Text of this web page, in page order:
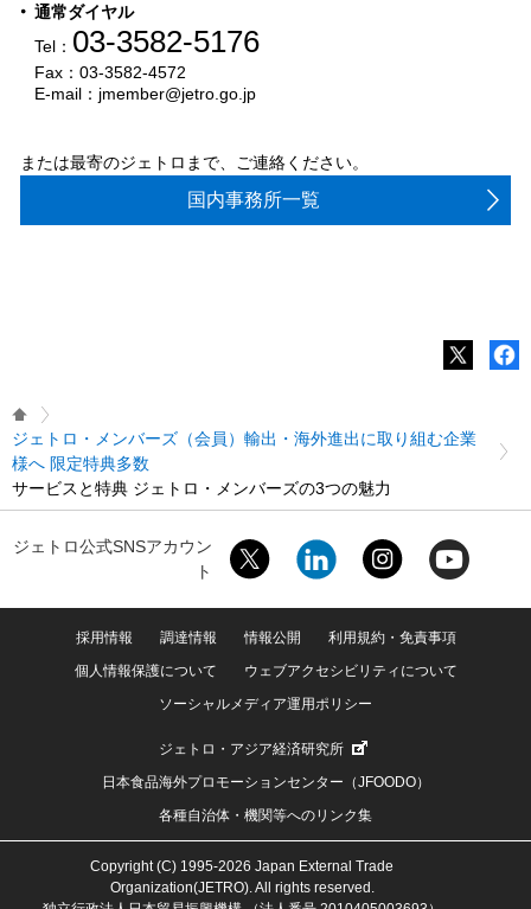
通常ダイヤル
Tel： 03-3582-5176
Fax：03-3582-4572
E-mail：jmember@jetro.go.jp
または最寄のジェトロまで、ご連絡ください。
国内事務所一覧
ジェトロ・メンバーズ（会員）輸出・海外進出に取り組む企業
様へ 限定特典多数
サービスと特典 ジェトロ・メンバーズの3つの魅力
ジェトロ公式SNSアカウン
ト
採用情報 調達情報 情報公開
利用規約・免責事項
個人情報保護について
ウェブアクセシビリティについて
ソーシャルメディア運用ポリシー
ジェトロ・アジア経済研究所
日本食品海外プロモーションセンター（JFOODO）
各種自治体・機関等へのリンク集
Copyright (C) 1995-2026 Japan External Trade
Organization(JETRO). All rights reserved.